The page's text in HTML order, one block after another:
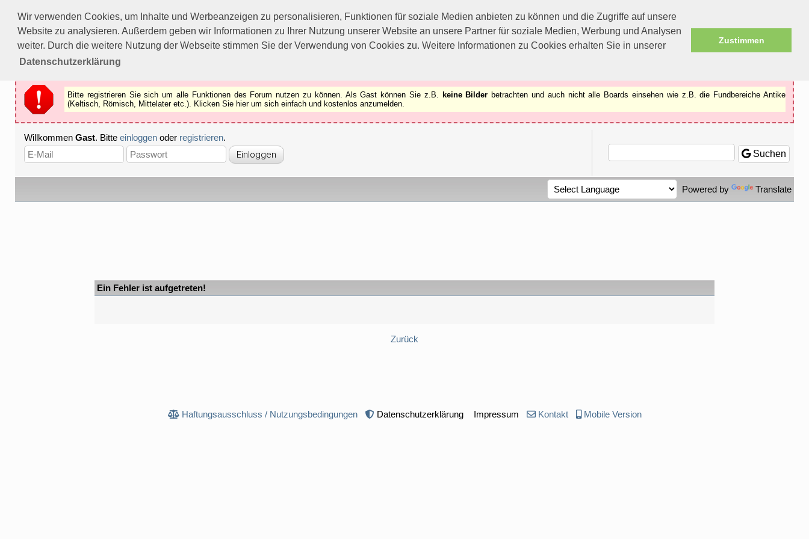
Wir verwenden Cookies, um Inhalte und Werbeanzeigen zu personalisieren, Funktionen für soziale Medien anbieten zu können und die Zugriffe auf unsere
Website zu analysieren. Außerdem geben wir Informationen zu Ihrer Nutzung unserer Website an unsere Partner für soziale Medien, Werbung und Analysen
weiter. Durch die weitere Nutzung der Webseite stimmen Sie der Verwendung von Cookies zu. Weitere Informationen zu Cookies erhalten Sie in unserer
Datenschutzerklärung
Zustimmen
Bitte registrieren Sie sich um alle Funktionen des Forums nutzen zu können.
Als Gast können Sie z.B.keine Bilderbetrachten.
Registrieren
Schliessen
Bitte registrieren Sie sich um alle Funktionen des Forum nutzen zu können. Als Gast können Sie z.B. keine Bilder betrachten und auch nicht alle Boards einsehen wie z.B. die Fundbereiche Antike
(Keltisch, Römisch, Mittelater etc.). Klicken Sie hier um sich einfach und kostenlos anzumelden.
Willkommen Gast. Bitte einloggen oder registrieren.
Suchen
Powered by Translate
Ein Fehler ist aufgetreten!
Zurück
Haftungsausschluss / Nutzungsbedingungen Datenschutzerklärung Impressum Kontakt Mobile Version